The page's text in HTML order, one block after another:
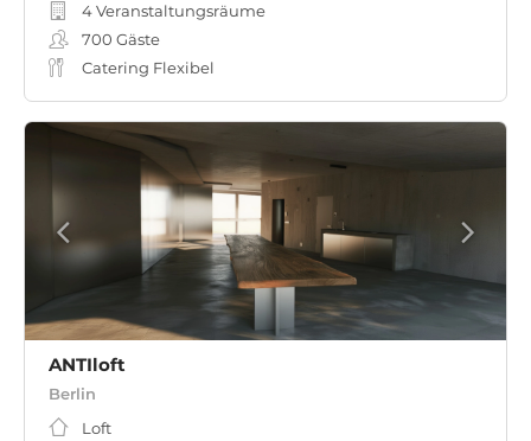
4 Veranstaltungsräume
700 Gäste
Catering Flexibel
ANTIloft
Berlin
Loft